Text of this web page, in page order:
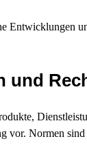
Entwicklungen
und
vor. Normen